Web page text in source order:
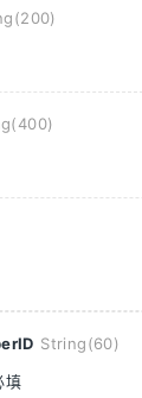
String(60)
填